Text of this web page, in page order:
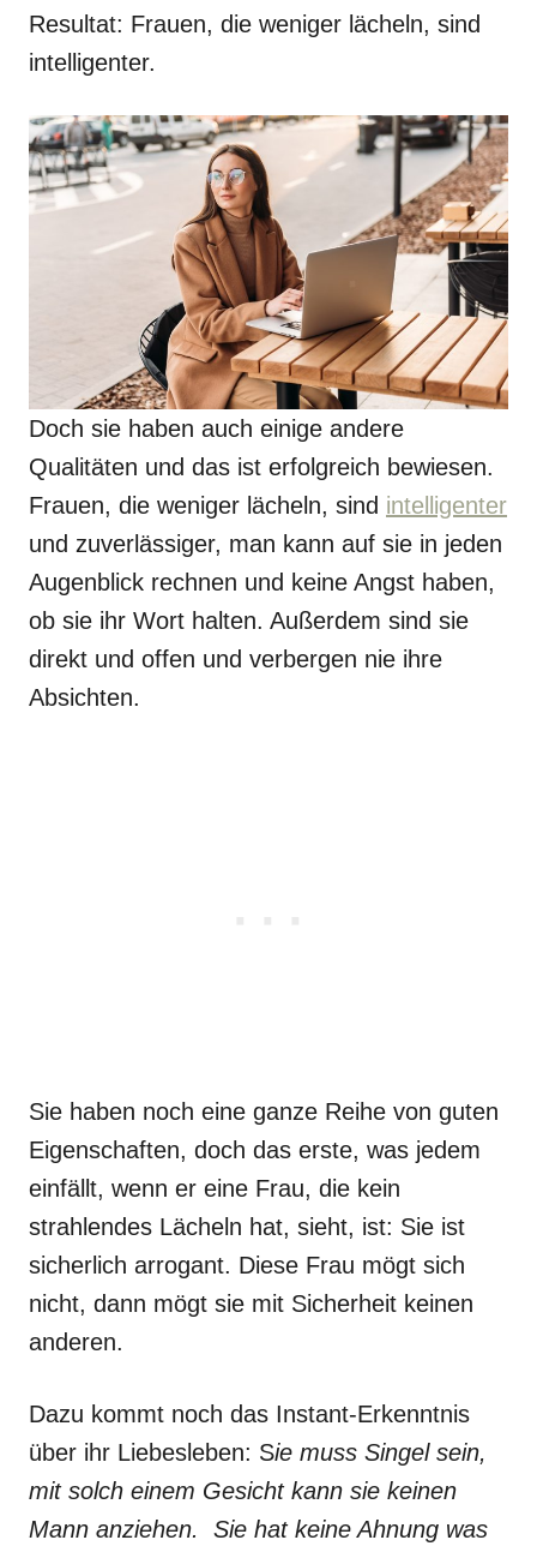
Resultat: Frauen, die weniger lächeln, sind
intelligenter.
Doch sie haben auch einige andere
Qualitäten und das ist erfolgreich bewiesen.
Frauen, die weniger lächeln, sind intelligenter
und zuverlässiger, man kann auf sie in jeden
Augenblick rechnen und keine Angst haben,
ob sie ihr Wort halten. Außerdem sind sie
direkt und offen und verbergen nie ihre
Absichten.
Sie haben noch eine ganze Reihe von guten
Eigenschaften, doch das erste, was jedem
einfällt, wenn er eine Frau, die kein
strahlendes Lächeln hat, sieht, ist: Sie ist
sicherlich arrogant. Diese Frau mögt sich
nicht, dann mögt sie mit Sicherheit keinen
anderen.
Dazu kommt noch das Instant-Erkenntnis
über ihr Liebesleben: Sie muss Singel sein,
mit solch einem Gesicht kann sie keinen
Mann anziehen. Sie hat keine Ahnung was